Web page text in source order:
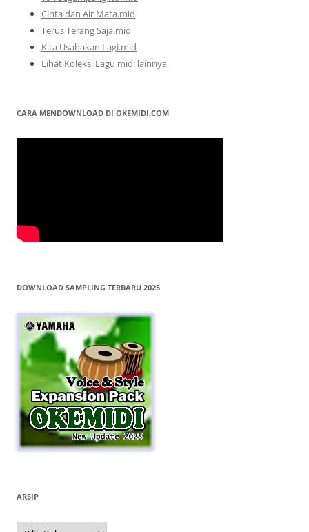
Cinta dan Air Mata.mid
Terus Terang Saja.mid
Kita Usahakan Lagi.mid
Lihat Koleksi Lagu midi lainnya
CARA MENDOWNLOAD DI OKEMIDI.COM
DOWNLOAD SAMPLING TERBARU 2025
ARSIP
Arsip